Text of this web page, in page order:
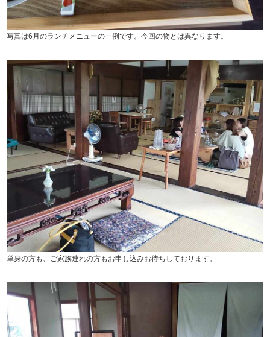
写真は6月のランチメニューの一例です。今回の物とは異なります。
単身の方も、ご家族連れの方もお申し込みお待ちしております。